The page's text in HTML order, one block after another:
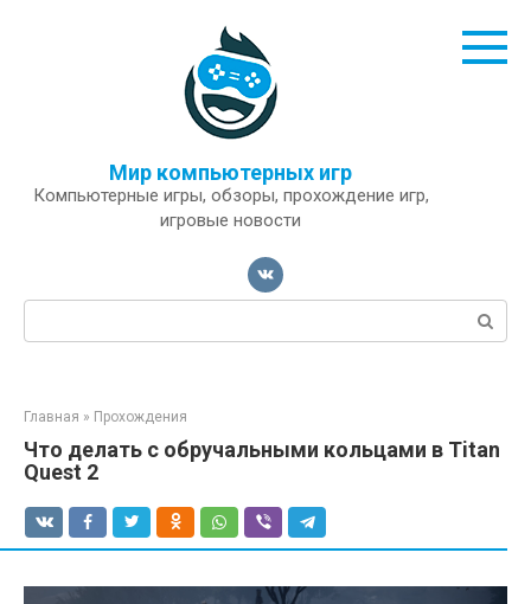
Мир компьютерных игр
Компьютерные игры, обзоры, прохождение игр,
игровые новости
Поиск:
Главная » Прохождения
Что делать с обручальными кольцами в Titan
Quest 2